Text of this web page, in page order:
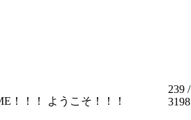
！！！ ようこそ！！！
239 /
3198